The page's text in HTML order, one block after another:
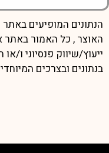
הנתונים המופיעים
האוצר , כל האמור באתר
ייעוץ/שיווק פנסיוני ו/
בנתונים ובצרכים